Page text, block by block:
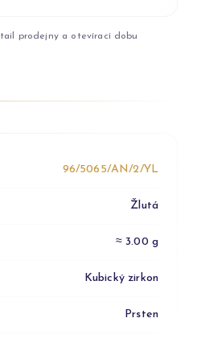
prodejny a otevírací dobu
96/5065/AN/2/YL
Žlutá
≈ 3.00 g
Kubický zirkon
Prsten